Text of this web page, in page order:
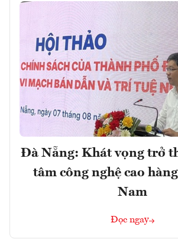
Đà Nẵng: Khát vọng trở
tâm công nghệ cao
Nam
Đọc ngay